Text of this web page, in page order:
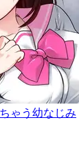
ゃう幼なじみ